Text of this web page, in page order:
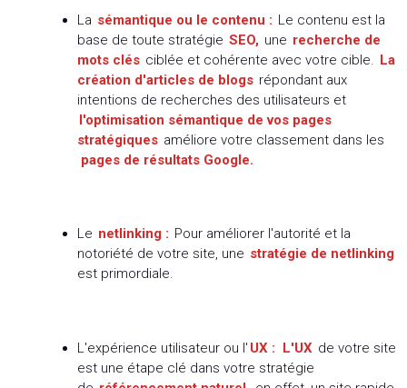
La sémantique ou le contenu : Le contenu est la
base de toute stratégie SEO, une recherche de
mots clés ciblée et cohérente avec votre cible. La
création d'articles de blogs répondant aux
intentions de recherches des utilisateurs et
l'optimisation sémantique de vos pages
stratégiques améliore votre classement dans les
pages de résultats Google.
Le netlinking : Pour améliorer l'autorité et la
notoriété de votre site, une stratégie de netlinking
est primordiale.
L'expérience utilisateur ou l' UX : L'UX de votre site
est une étape clé dans votre stratégie